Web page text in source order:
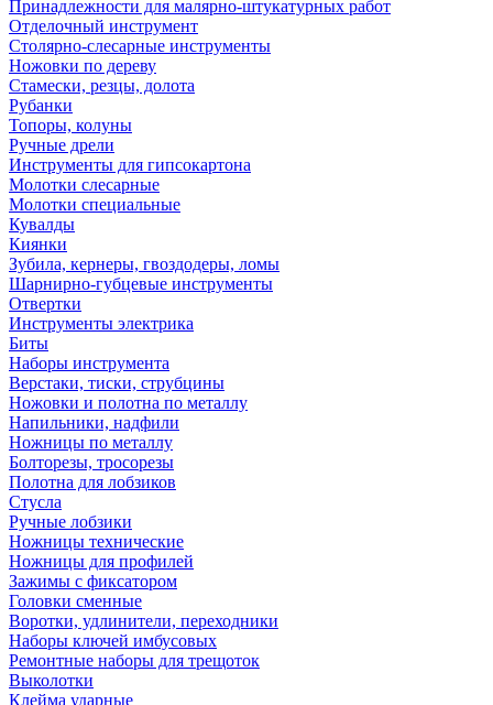
Принадлежности для малярно-штукатурных работ
Отделочный инструмент
Столярно-слесарные инструменты
Ножовки по дереву
Стамески, резцы, долота
Рубанки
Топоры, колуны
Ручные дрели
Инструменты для гипсокартона
Молотки слесарные
Молотки специальные
Кувалды
Киянки
Зубила, кернеры, гвоздодеры, ломы
Шарнирно-губцевые инструменты
Отвертки
Инструменты электрика
Биты
Наборы инструмента
Верстаки, тиски, струбцины
Ножовки и полотна по металлу
Напильники, надфили
Ножницы по металлу
Болторезы, тросорезы
Полотна для лобзиков
Стусла
Ручные лобзики
Ножницы технические
Ножницы для профилей
Зажимы с фиксатором
Головки сменные
Воротки, удлинители, переходники
Наборы ключей имбусовых
Ремонтные наборы для трещоток
Выколотки
Клейма ударные